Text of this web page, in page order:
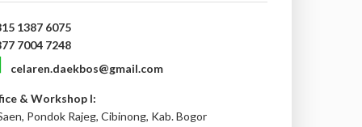
1387 6075
7004 7248
celaren.daekbos@gmail.com
& Workshop I:
Pondok Rajeg, Cibinong, Kab. Bogor